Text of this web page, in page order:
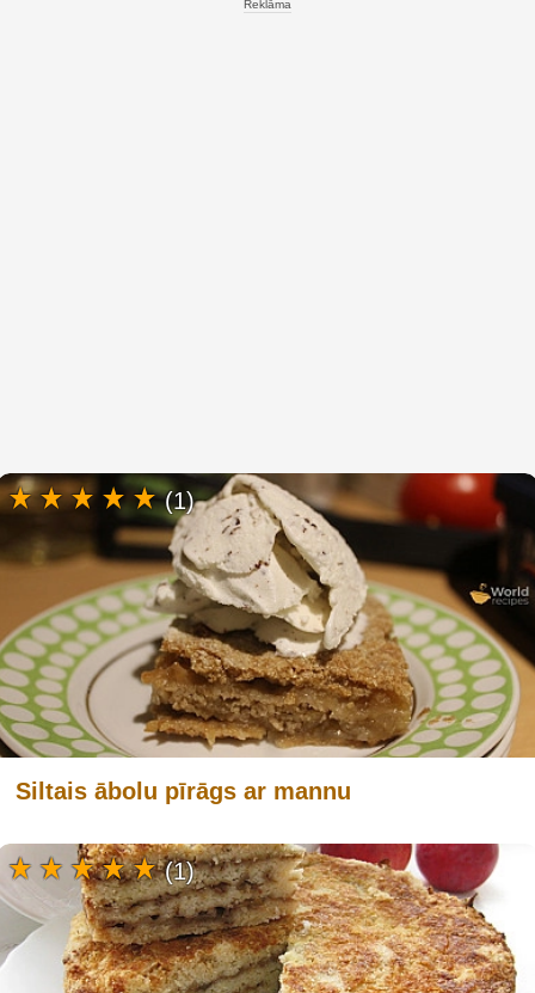
Reklāma
Siltais ābolu pīrāgs ar mannu
(1)
(1)